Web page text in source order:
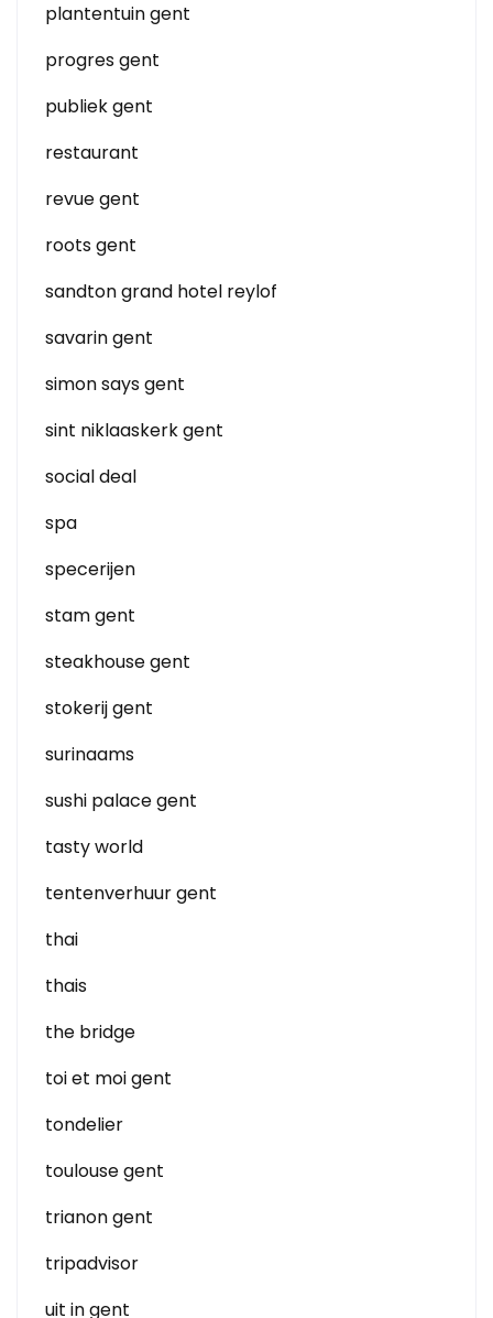
plantentuin gent
progres gent
publiek gent
restaurant
revue gent
roots gent
sandton grand hotel reylof
savarin gent
simon says gent
sint niklaaskerk gent
social deal
spa
specerijen
stam gent
steakhouse gent
stokerij gent
surinaams
sushi palace gent
tasty world
tentenverhuur gent
thai
thais
the bridge
toi et moi gent
tondelier
toulouse gent
trianon gent
tripadvisor
uit in gent